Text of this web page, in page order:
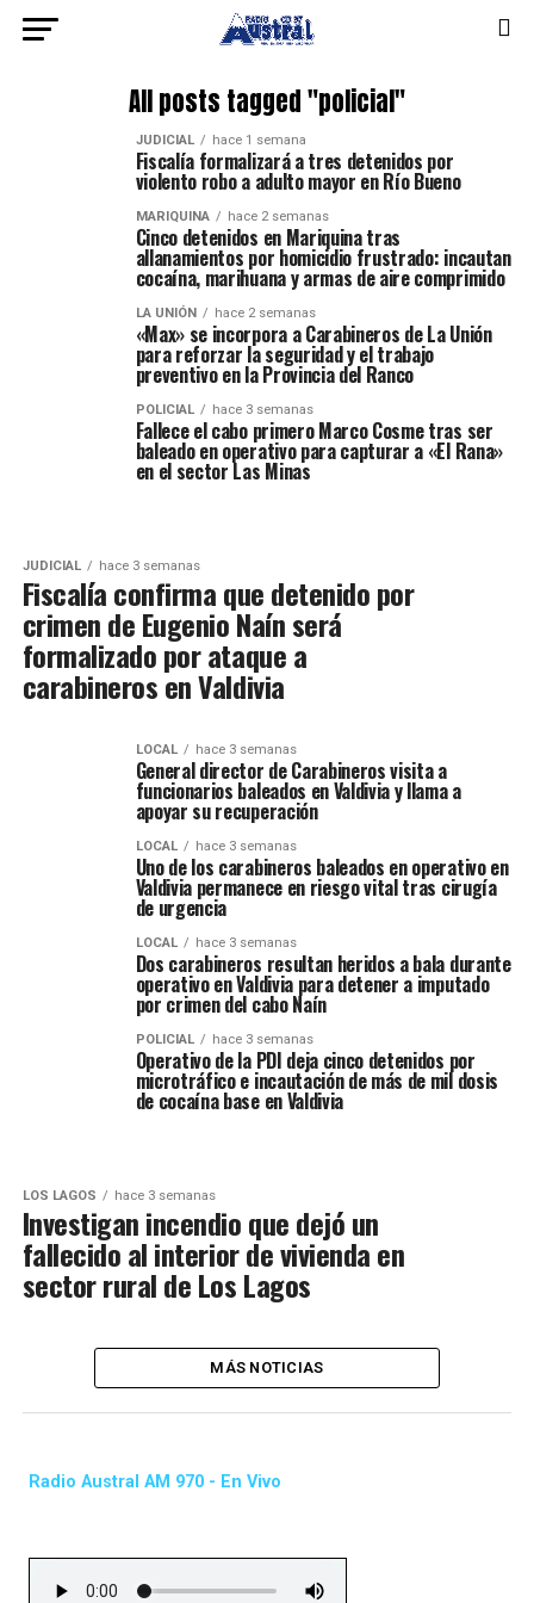
All posts tagged "policial"
JUDICIAL hace 1 semana
Fiscalía formalizará a tres detenidos por
violento robo a adulto mayor en Río Bueno
MARIQUINA hace 2 semanas
Cinco detenidos en Mariquina tras
allanamientos por homicidio frustrado: incautan
cocaína, marihuana y armas de aire comprimido
LA UNIÓN hace 2 semanas
«Max» se incorpora a Carabineros de La Unión
para reforzar la seguridad y el trabajo
preventivo en la Provincia del Ranco
POLICIAL hace 3 semanas
Fallece el cabo primero Marco Cosme tras ser
baleado en operativo para capturar a «El Rana»
en el sector Las Minas
JUDICIAL hace 3 semanas
Fiscalía confirma que detenido por
crimen de Eugenio Naín será
formalizado por ataque a
carabineros en Valdivia
LOCAL hace 3 semanas
General director de Carabineros visita a
funcionarios baleados en Valdivia y llama a
apoyar su recuperación
LOCAL hace 3 semanas
Uno de los carabineros baleados en operativo en
Valdivia permanece en riesgo vital tras cirugía
de urgencia
LOCAL hace 3 semanas
Dos carabineros resultan heridos a bala durante
operativo en Valdivia para detener a imputado
por crimen del cabo Naín
POLICIAL hace 3 semanas
Operativo de la PDI deja cinco detenidos por
microtráfico e incautación de más de mil dosis
de cocaína base en Valdivia
LOS LAGOS hace 3 semanas
Investigan incendio que dejó un
fallecido al interior de vivienda en
sector rural de Los Lagos
MÁS NOTICIAS
Radio Austral AM 970 - En Vivo